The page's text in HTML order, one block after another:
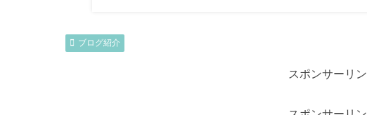
ブログ紹介
スポンサーリ